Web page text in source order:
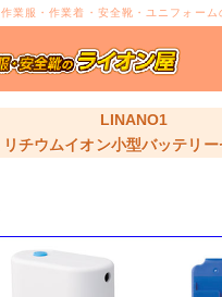
作業服・作業着・安全靴・ユニフォーム
LINANO1
リチウムイオン小型バッテリー